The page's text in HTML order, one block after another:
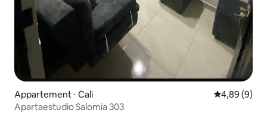
Appartement ⋅ Cali Évaluation
4,89 (9)
Apartaestudio Salomia 303